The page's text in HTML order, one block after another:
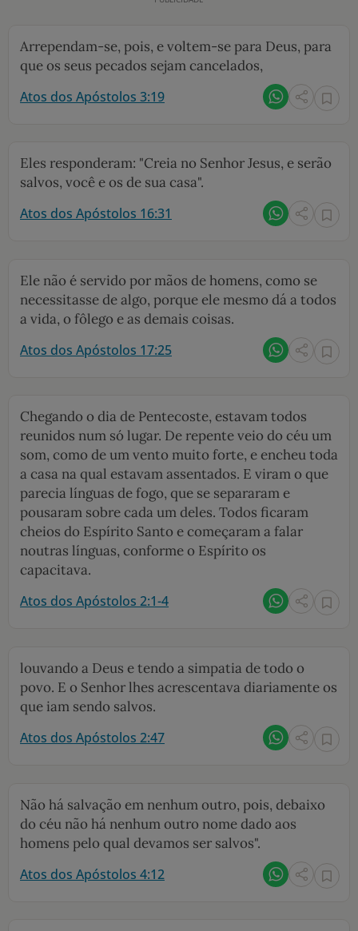
Arrependam-se, pois, e voltem-se para Deus, para
que os seus pecados sejam cancelados,
Atos dos Apóstolos 3:19
Eles responderam: "Creia no Senhor Jesus, e serão
salvos, você e os de sua casa".
Atos dos Apóstolos 16:31
Ele não é servido por mãos de homens, como se
necessitasse de algo, porque ele mesmo dá a todos
a vida, o fôlego e as demais coisas.
Atos dos Apóstolos 17:25
Chegando o dia de Pentecoste, estavam todos
reunidos num só lugar. De repente veio do céu um
som, como de um vento muito forte, e encheu toda
a casa na qual estavam assentados. E viram o que
parecia línguas de fogo, que se separaram e
pousaram sobre cada um deles. Todos ficaram
cheios do Espírito Santo e começaram a falar
noutras línguas, conforme o Espírito os
capacitava.
Atos dos Apóstolos 2:1-4
louvando a Deus e tendo a simpatia de todo o
povo. E o Senhor lhes acrescentava diariamente os
que iam sendo salvos.
Atos dos Apóstolos 2:47
Não há salvação em nenhum outro, pois, debaixo
do céu não há nenhum outro nome dado aos
homens pelo qual devamos ser salvos".
Atos dos Apóstolos 4:12